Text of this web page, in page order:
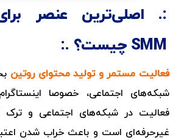
اصلی‌ترین عنصر
SMM چیست؟
فعالیت مستمر و تولید محتوای روتین
شبکه‌های اجتماعی، خصوصا
فعالیت در شبکه‌های اجتماعی و ترک
غیرحرفه‌ای است و باعث خراب شدن